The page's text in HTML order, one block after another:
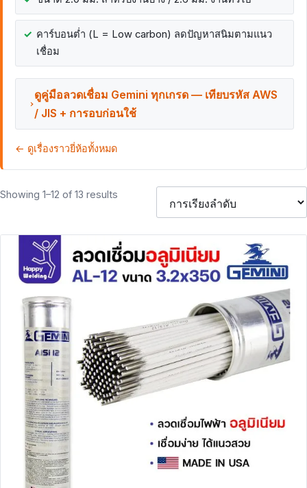
คาร์บอนต่ำ (L = Low carbon) ลดปัญหาสนิมตามแนว
เชื่อม
ดูคู่มือลวดเชื่อม Gemini ทุกเกรด — เทียบรหัส AWS
/ JIS + การอบก่อนใช้
← ดูเรื่องราวยี่ห้อทั้งหมด
Showing 1–12 of 13 results